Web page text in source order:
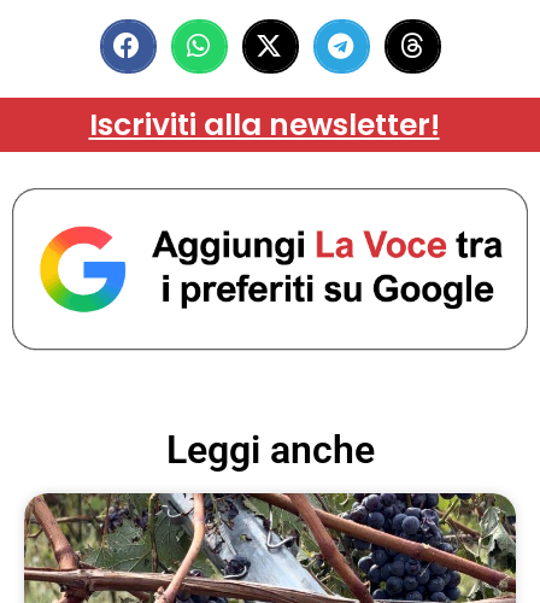
Iscriviti alla newsletter!
Leggi anche